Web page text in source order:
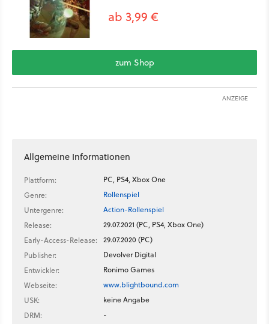
ab 3,99 €
zum Shop
ANZEIGE
Allgemeine Informationen
Plattform:
PC, PS4, Xbox One
Genre:
Rollenspiel
Untergenre:
Action-Rollenspiel
Release:
29.07.2021 (PC, PS4, Xbox One)
Early-Access-Release:
29.07.2020 (PC)
Publisher:
Devolver Digital
Entwickler:
Ronimo Games
Webseite:
www.blightbound.com
USK:
keine Angabe
DRM:
-